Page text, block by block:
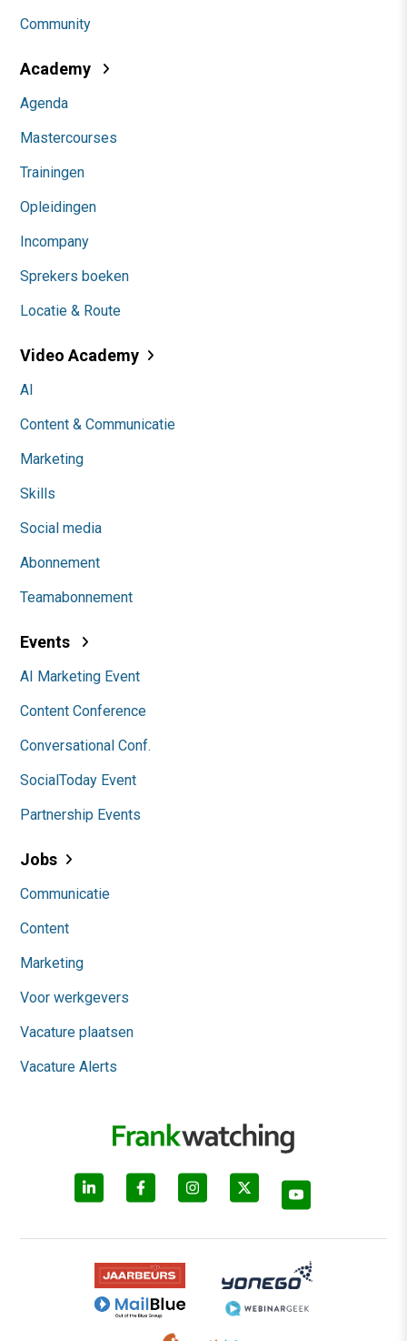
Community
Academy
Agenda
Mastercourses
Trainingen
Opleidingen
Incompany
Sprekers boeken
Locatie & Route
Video Academy
AI
Content & Communicatie
Marketing
Skills
Social media
Abonnement
Teamabonnement
Events
AI Marketing Event
Content Conference
Conversational Conf.
SocialToday Event
Partnership Events
Jobs
Communicatie
Content
Marketing
Voor werkgevers
Vacature plaatsen
Vacature Alerts